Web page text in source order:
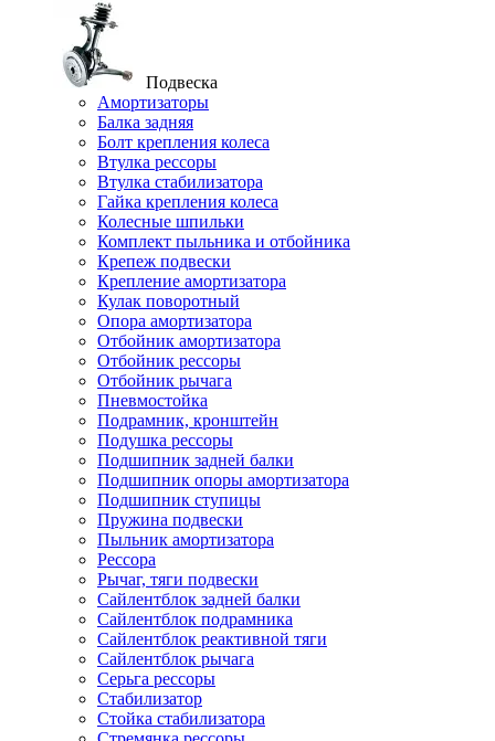
Подвеска
Амортизаторы
Балка задняя
Болт крепления колеса
Втулка рессоры
Втулка стабилизатора
Гайка крепления колеса
Колесные шпильки
Комплект пыльника и отбойника
Крепеж подвески
Крепление амортизатора
Кулак поворотный
Опора амортизатора
Отбойник амортизатора
Отбойник рессоры
Отбойник рычага
Пневмостойка
Подрамник, кронштейн
Подушка рессоры
Подшипник задней балки
Подшипник опоры амортизатора
Подшипник ступицы
Пружина подвески
Пыльник амортизатора
Рессора
Рычаг, тяги подвески
Сайлентблок задней балки
Сайлентблок подрамника
Сайлентблок реактивной тяги
Сайлентблок рычага
Серьга рессоры
Стабилизатор
Стойка стабилизатора